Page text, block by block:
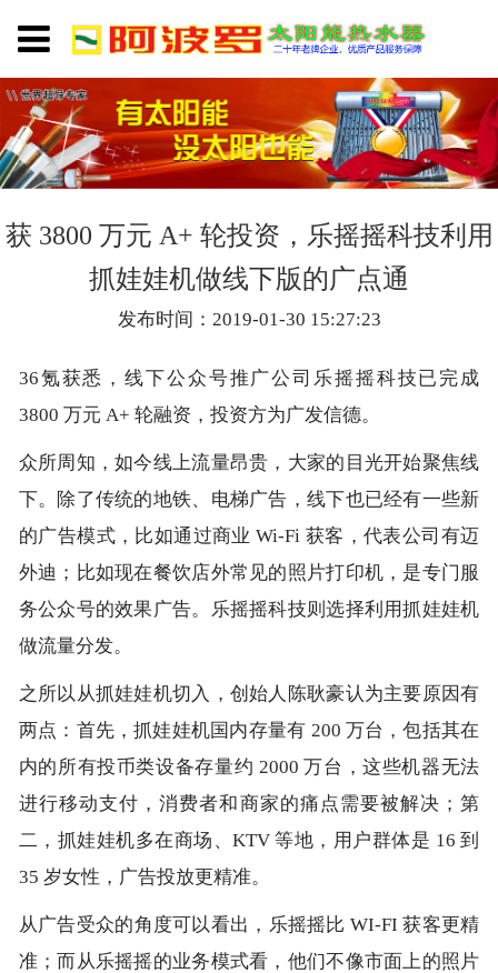
获 3800 万元 A+ 轮投资，乐摇摇科技利用
抓娃娃机做线下版的广点通
发布时间：2019-01-30 15:27:23
36氪获悉，线下公众号推广公司乐摇摇科技已完成
3800 万元 A+ 轮融资，投资方为广发信德。
众所周知，如今线上流量昂贵，大家的目光开始聚焦线
下。除了传统的地铁、电梯广告，线下也已经有一些新
的广告模式，比如通过商业 Wi-Fi 获客，代表公司有迈
外迪；比如现在餐饮店外常见的照片打印机，是专门服
务公众号的效果广告。乐摇摇科技则选择利用抓娃娃机
做流量分发。
之所以从抓娃娃机切入，创始人陈耿豪认为主要原因有
两点：首先，抓娃娃机国内存量有 200 万台，包括其在
内的所有投币类设备存量约 2000 万台，这些机器无法
进行移动支付，消费者和商家的痛点需要被解决；第
二，抓娃娃机多在商场、KTV 等地，用户群体是 16 到
35 岁女性，广告投放更精准。
从广告受众的角度可以看出，乐摇摇比 WI-FI 获客更精
准；而从乐摇摇的业务模式看，他们不像市面上的照片